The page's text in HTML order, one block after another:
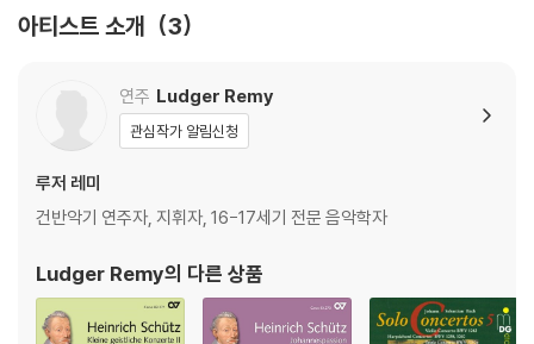
아티스트 소개 3
연주 Ludger Remy
관심작가 알림신청
루저 레미
건반악기 연주자, 지휘자, 16-17세기 전문 음악학자
Ludger Remy의 다른 상품